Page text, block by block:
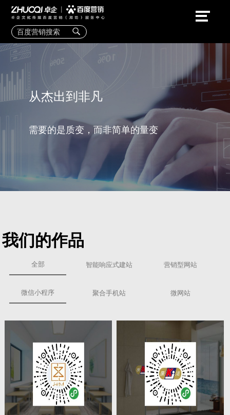
从杰出到非凡
需要的是质变，而非简单的量变
我们的作品
全部 智能响应式建站 营销型网站
微信小程序 聚合手机站 微网站